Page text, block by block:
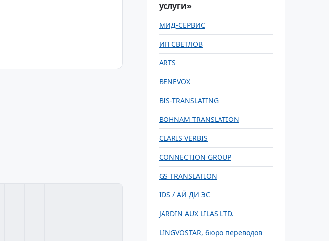
услуги»
МИД-СЕРВИС
ИП СВЕТЛОВ
ARTS
BENEVOX
BIS-TRANSLATING
BOHNAM TRANSLATION
CLARIS VERBIS
CONNECTION GROUP
GS TRANSLATION
IDS / АЙ ДИ ЭС
JARDIN AUX LILAS LTD.
LINGVOSTAR, бюро переводов